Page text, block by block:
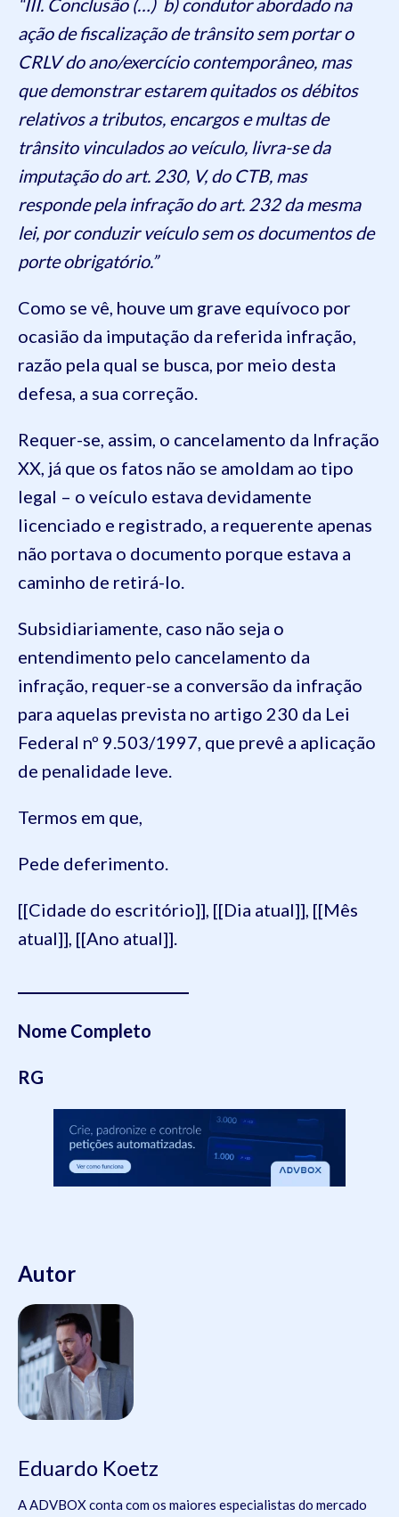
“III. Conclusão (…) b) condutor abordado na
ação de fiscalização de trânsito sem portar o
CRLV do ano/exercício contemporâneo, mas
que demonstrar estarem quitados os débitos
relativos a tributos, encargos e multas de
trânsito vinculados ao veículo, livra-se da
imputação do art. 230, V, do CTB, mas
responde pela infração do art. 232 da mesma
lei, por conduzir veículo sem os documentos de
porte obrigatório.”
Como se vê, houve um grave equívoco por
ocasião da imputação da referida infração,
razão pela qual se busca, por meio desta
defesa, a sua correção.
Requer-se, assim, o cancelamento da Infração
XX, já que os fatos não se amoldam ao tipo
legal – o veículo estava devidamente
licenciado e registrado, a requerente apenas
não portava o documento porque estava a
caminho de retirá-lo.
Subsidiariamente, caso não seja o
entendimento pelo cancelamento da
infração, requer-se a conversão da infração
para aquelas prevista no artigo 230 da Lei
Federal nº 9.503/1997, que prevê a aplicação
de penalidade leve.
Termos em que,
Pede deferimento.
[[Cidade do escritório]], [[Dia atual]], [[Mês
atual]], [[Ano atual]].
Nome Completo
RG
Autor
Eduardo Koetz
A ADVBOX conta com os maiores especialistas do mercado